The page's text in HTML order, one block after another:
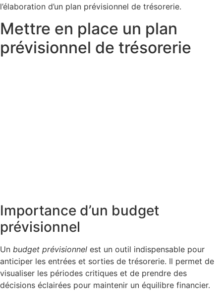
l’élaboration d’un plan prévisionnel de trésorerie.
Mettre en place un plan
prévisionnel de trésorerie
Importance d’un budget
prévisionnel
Un budget prévisionnel est un outil indispensable pour
anticiper les entrées et sorties de trésorerie. Il permet de
visualiser les périodes critiques et de prendre des
décisions éclairées pour maintenir un équilibre financier.